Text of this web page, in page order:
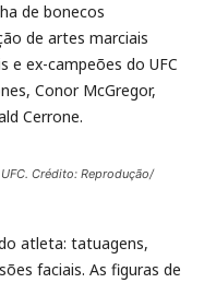
de bonecos
de artes marciais
e ex-campeões do UFC
Conor McGregor,
Cerrone.
Crédito: Reprodução/
atleta: tatuagens,
faciais. As figuras de